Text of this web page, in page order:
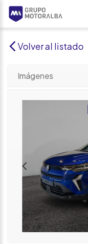
Volver al listado
Imágenes